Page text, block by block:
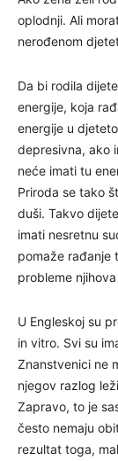
oplodnji. Ali
nerođenom
Da bi rodila
energije, koja
energije u
depresivna, ako
neće imati tu
Priroda se tako
duši. Takvo
imati nesretnu
pomaže rađanje
probleme
U Engleskoj su
in vitro. Svi su
Znanstvenici ne
njegov razlog
Zapravo, to je
često nemaju
rezultat toga,